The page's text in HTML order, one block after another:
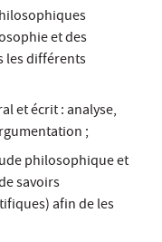
et des
les différents
et écrit : analyse,
;
philosophique et
savoirs
afin de les